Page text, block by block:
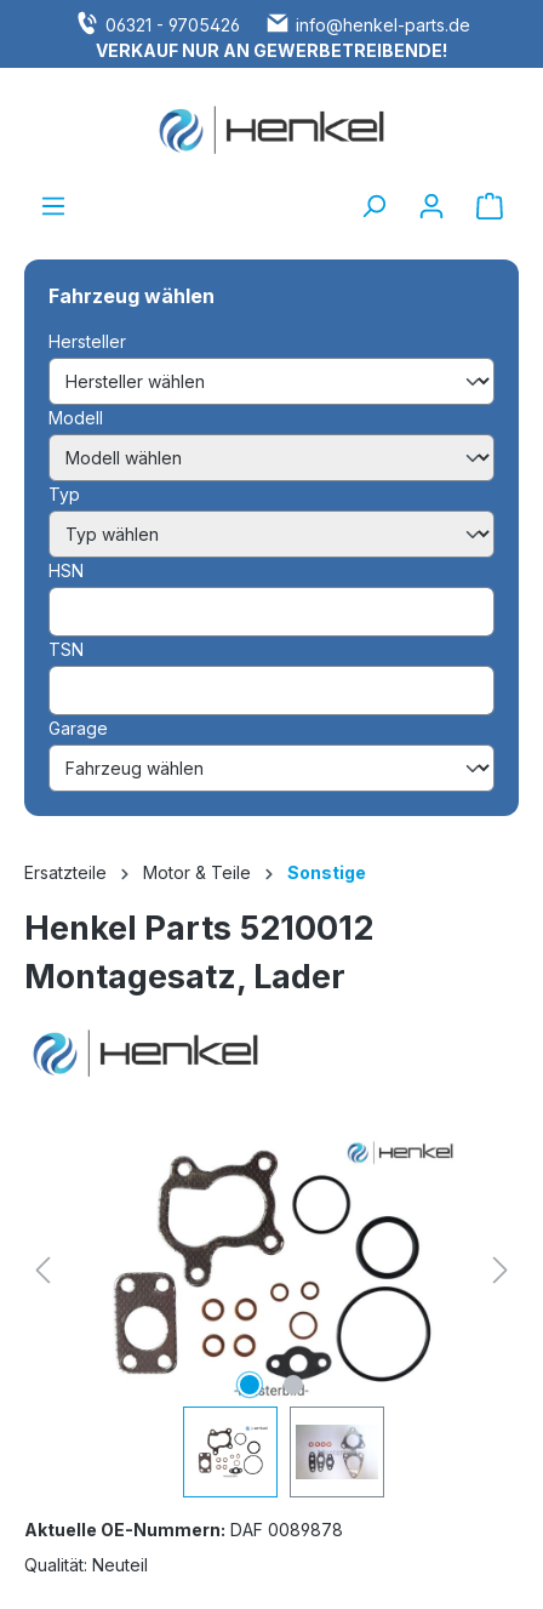
springen06321 - 9705426
info@henkel-parts.de
VERKAUF NUR AN GEWERBETREIBENDE!
Fahrzeug wählen
Hersteller
Modell
Typ
HSN
TSN
Garage
Ersatzteile Motor & Teile Sonstige
Henkel Parts 5210012
Montagesatz, Lader
Aktuelle OE-Nummern: DAF 0089878
Qualität: Neuteil